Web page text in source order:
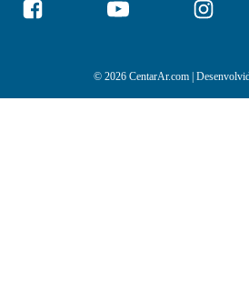
© 2026 CentarAr.com |